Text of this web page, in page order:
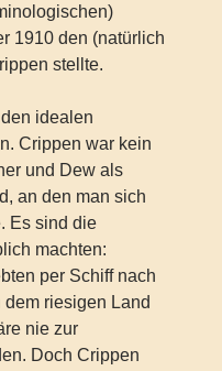
1910 den (natürlich
stellte.
idealen
Crippen war kein
und Dew als
an den man sich
Es sind die
machten:
per Schiff nach
dem riesigen Land
nie zur
Doch Crippen